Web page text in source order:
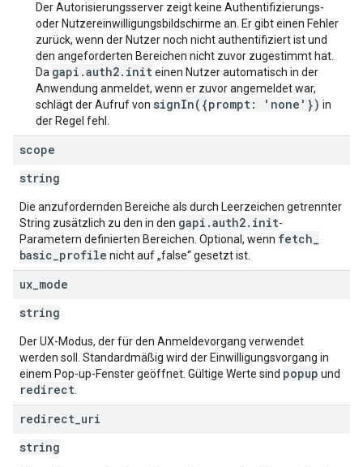
Der Autorisierungsserver zeigt keine Authentifizierungs-
oder Nutzereinwilligungsbildschirme an. Er gibt einen Fehler
zurück, wenn der Nutzer noch nicht authentifiziert ist und
den angeforderten Bereichen nicht zuvor zugestimmt hat.
Da gapi.auth2.initeinen Nutzer automatisch in der
Anwendung anmeldet, wenn er zuvor angemeldet war,
schlägt der Aufruf von signIn({prompt: 'none'}) in
der Regel fehl.
scope
string
Die anzufordernden Bereiche als durch Leerzeichen getrennter
String zusätzlich zu den in den gapi .auth2. init-
Parametern definierten Bereichen. Optional, wenn fetch
basic profile nicht auf „false“ gesetzt ist.
ux mode
string
Der UX-Modus, der für den Anmeldevorgang verwendet
werden soll. Standardmäßig wird der Einwilligungsvorgang in
einem Pop-up-Fenster geöffnet. Gültige Werte sind popup und
redirect
redirect uri
string